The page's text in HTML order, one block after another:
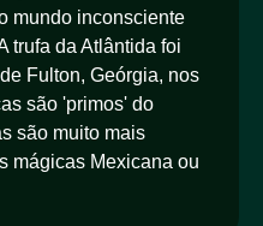
mundo inconsciente
trufa da Atlântida foi
Fulton, Geórgia, nos
são 'primos' do
são muito mais
mágicas Mexicana ou